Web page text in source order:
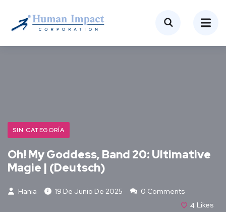
SIN CATEGORÍA
Oh! My Goddess, Band 20: Ultimative
Magie | (Deutsch)
Hania 19 De Junio De 2025
0 Comments
4 Likes